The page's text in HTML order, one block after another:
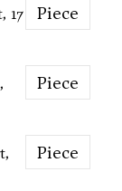
17
Piece
Piece
Piece